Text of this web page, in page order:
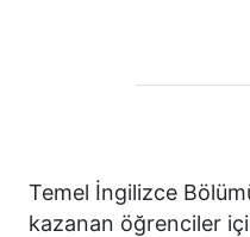
Temel İngilizce
kazanan öğrenciler